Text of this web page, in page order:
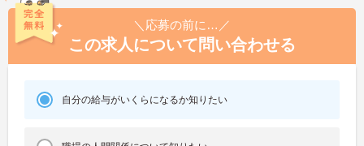
＼応募の前に…／
この求人について問い合わせる
自分の給与がいくらになるか知りたい